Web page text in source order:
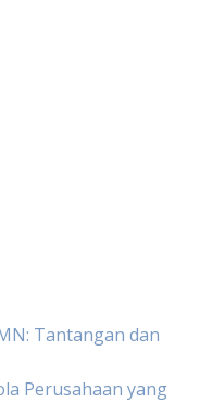
Tantangan dan
Perusahaan yang